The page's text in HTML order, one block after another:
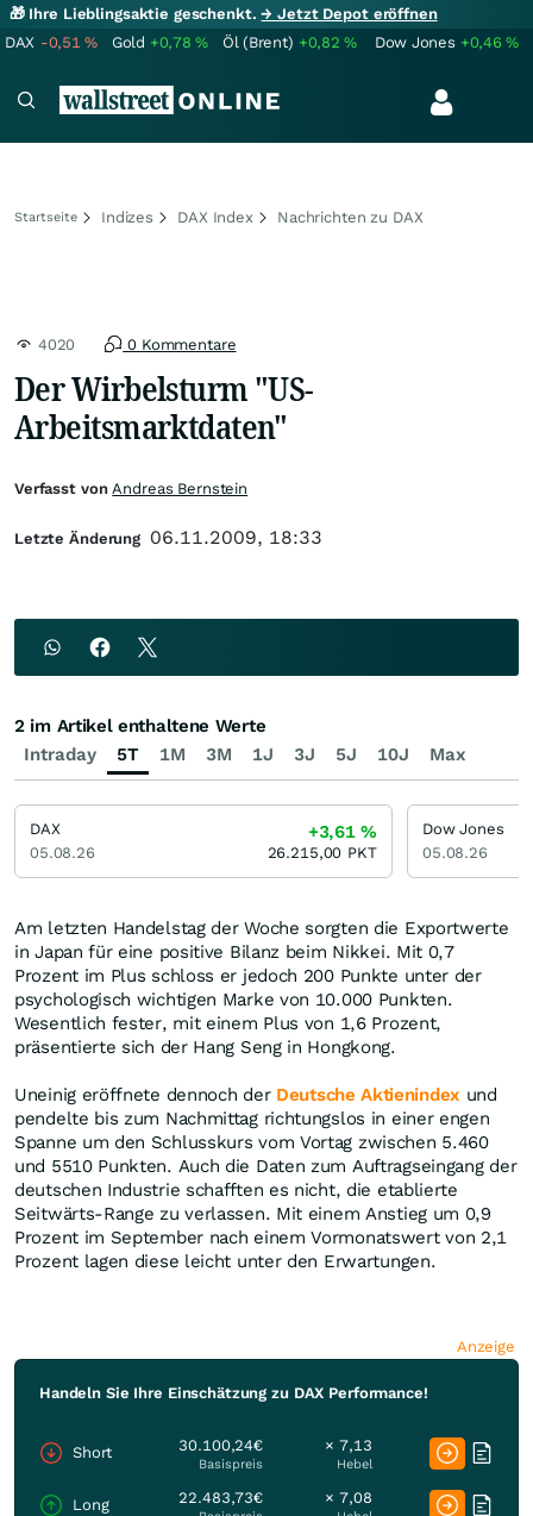
🎁 Ihre Lieblingsaktie geschenkt.→ Jetzt Depot eröffnen
DAX -0,51% Gold +0,78% Öl (Brent) +0,82% Dow Jones +0,46%
Startseite Indizes DAX Index Nachrichten zu DAX
4020 0 Kommentare
Der Wirbelsturm "US-
Arbeitsmarktdaten"
Am letzten Handelstag der Woche sorgten die Exportwerte
in Japan für eine positive Bilanz beim Nikkei. Mit 0,7
Prozent im Plus schloss er jedoch 200 Punkte unter der
psychologisch wichtigen Marke von 10.000 Punkten.
Wesentlich fester, mit einem Plus von 1,6 Prozent,
präsentierte sich der Hang Seng in Hongkong.
Uneinig eröffnete dennoch der Deutsche Aktienindex und
pendelte bis zum Nachmittag richtungslos in einer engen
Spanne um den Schlusskurs vom Vortag zwischen 5.460
und 5510 Punkten. Auch die Daten zum Auftragseingang der
deutschen Industrie schafften es nicht, die etablierte
Seitwärts-Range zu verlassen. Mit einem Anstieg um 0,9
Prozent im September nach einem Vormonatswert von 2,1
Prozent lagen diese leicht unter den Erwartungen.
Anzeige
Handeln Sie Ihre Einschätzung zu DAX Performance!
Short 30.100,24€
Basispreis
× 7,13
Hebel
Long 22.483,73€ × 7,08
Verfasst vonAndreas Bernstein
Letzte Änderung 06.11.2009, 18:33
Intraday 5T 1M 3M 1J 3J 5J 10J Max
2 im Artikel enthaltene Werte
DAX
05.08.26
+3,61%
26.215,00 PKT
Dow Jones
05.08.26